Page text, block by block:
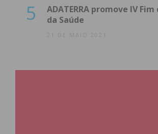
5
ADATERRA promove IV
da Saúde
21 DE MAIO 2021